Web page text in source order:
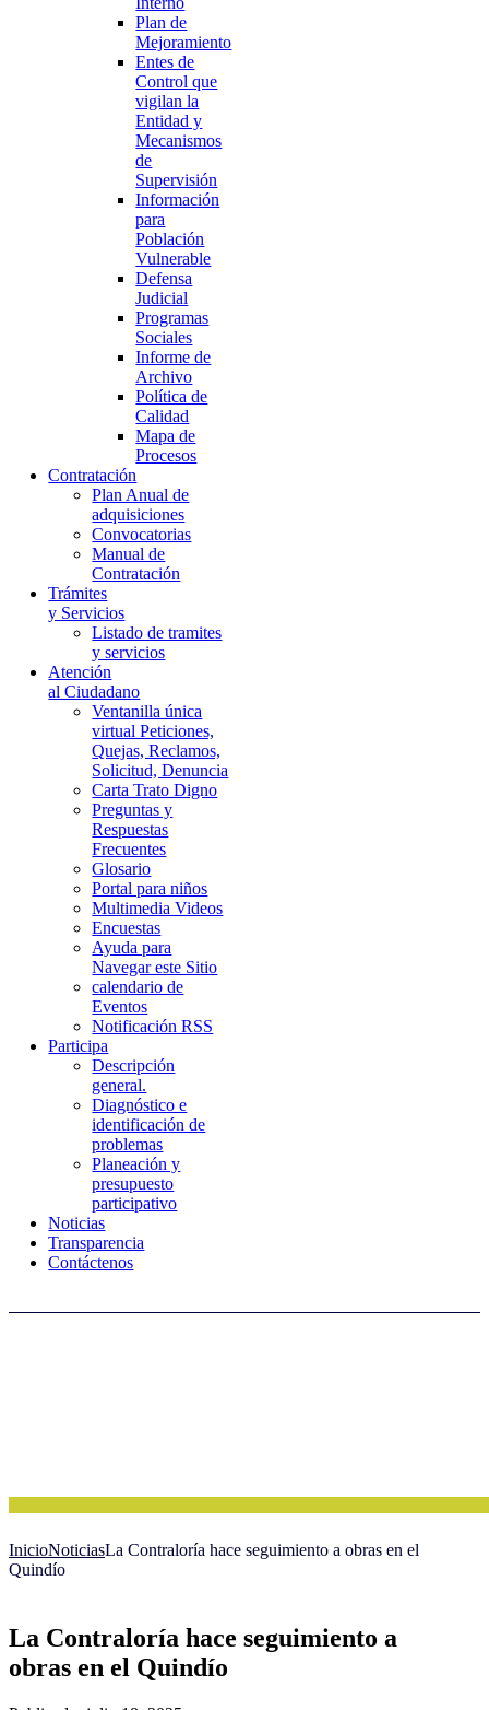
Plan de
Mejoramiento
Entes de
Control que
vigilan la
Entidad y
Mecanismos
de
Supervisión
Información
para
Población
Vulnerable
Defensa
Judicial
Programas
Sociales
Informe de
Archivo
Política de
Calidad
Mapa de
Procesos
Contratación
Plan Anual de
adquisiciones
Convocatorias
Manual de
Contratación
Trámites
y Servicios
Listado de tramites
y servicios
Atención
al Ciudadano
Ventanilla única
virtual Peticiones,
Quejas, Reclamos,
Solicitud, Denuncia
Carta Trato Digno
Preguntas y
Respuestas
Frecuentes
Glosario
Portal para niños
Multimedia Videos
Encuestas
Ayuda para
Navegar este Sitio
calendario de
Eventos
Notificación RSS
Participa
Descripción
general.
Diagnóstico e
identificación de
problemas
Planeación y
presupuesto
participativo
Noticias
Transparencia
Contáctenos
InicioNoticiasLa Contraloría hace seguimiento a obras en el
Quindío
La Contraloría hace seguimiento a
obras en el Quindío